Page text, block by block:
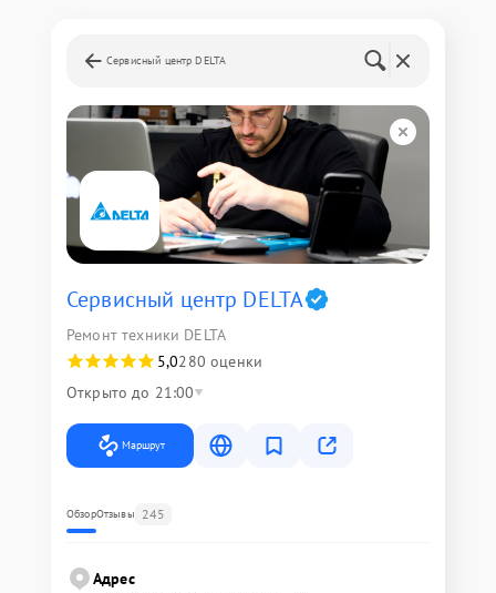
Сервисный центр DELTA
Сервисный центр DELTA
Ремонт техники DELTA
5,0280 оценки
Открыто до 21:00
Маршрут
ОбзорОтзывы 245
Адрес